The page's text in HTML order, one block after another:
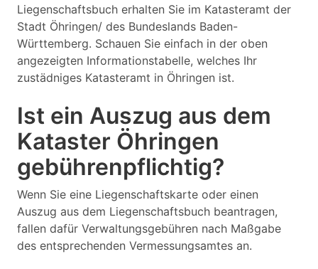
Liegenschaftsbuch erhalten Sie im Katasteramt der
Stadt Öhringen/ des Bundeslands Baden-
Württemberg. Schauen Sie einfach in der oben
angezeigten Informationstabelle, welches Ihr
zustädniges Katasteramt in Öhringen ist.
Ist ein Auszug aus dem
Kataster Öhringen
gebührenpflichtig?
Wenn Sie eine Liegenschaftskarte oder einen
Auszug aus dem Liegenschaftsbuch beantragen,
fallen dafür Verwaltungsgebühren nach Maßgabe
des entsprechenden Vermessungsamtes an.